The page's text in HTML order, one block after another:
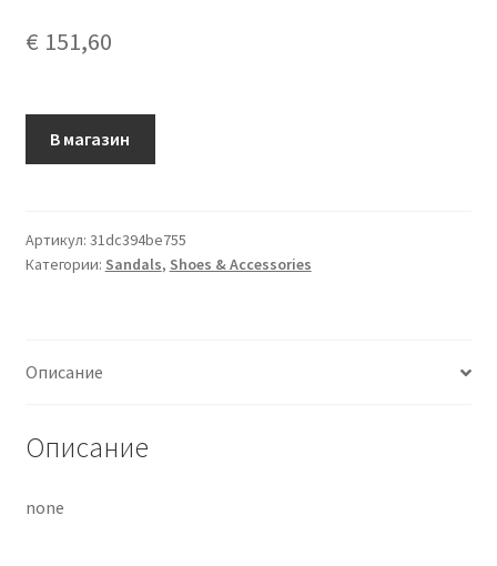
€ 151,60
В магазин
Артикул: 31dc394be755
Категории: Sandals, Shoes & Accessories
Описание
Описание
none